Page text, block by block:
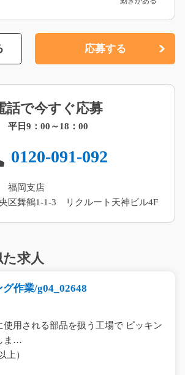
応募する
話で今すぐ応募
平日9：00～18：00
0120-091-092
福岡支店
区舞鶴1-1-3 リクルート天神ビル4F
求人
作業/g04_02648
使用される部品を扱う工場で ピッキン
ま…
上）